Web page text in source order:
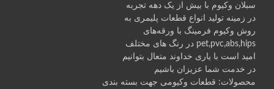
سبلان وکیوم با بیش از یک دهه تجربه
در زمینه تولید انواع قطعات پلیمری به
روش وکیوم فرمينگ با ورقه‌های
pet,pvc,abs,hips در رنگ های مختلف
اميد است با یاری خداوند متعال بتوانيم
در خدمت شما عزیزان باشیم
محصولات: قطعات وکیومی جهت بسته بندی